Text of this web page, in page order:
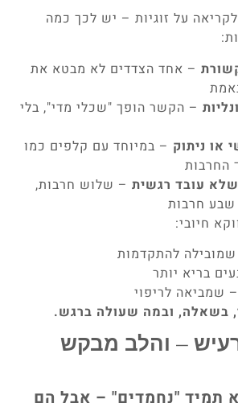
על זוגיות – יש לכך כמה
– אחד הצדדים לא מבטא את
– הקשר הופך "שכלי מדי", בלי
או ניתוק – במיוחד עם קלפים כמו
החרבות
עובד רגשית – שלוש חרבות,
חרבות
חיובי:
להתקדמות
בריא יותר
שמביאה לריפוי
בשאלה, ובמה שעולה ברגש.
– והלב מבקש
תמיד "נחמדים" – אבל הם